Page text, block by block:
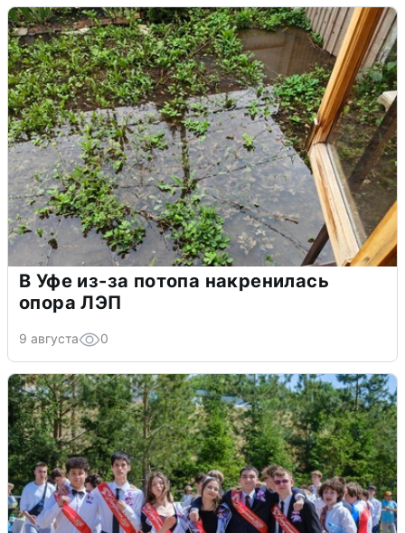
В Уфе из-за потопа накренилась
опора ЛЭП
9 августа 0